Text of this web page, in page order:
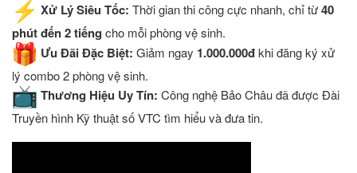
Xử Lý Siêu Tốc: Thời gian thi công cực nhanh, chỉ từ40
phút đến 2 tiếng cho mỗi phòng vệ sinh.
Ưu Đãi Đặc Biệt: Giảm ngay 1.000.000đkhi đăng ký xử
lý combo 2 phòng vệ sinh.
Thương Hiệu Uy Tín: Công nghệ Bảo Châu đã được Đài
Truyền hình Kỹ thuật số VTC tìm hiểu và đưa tin.